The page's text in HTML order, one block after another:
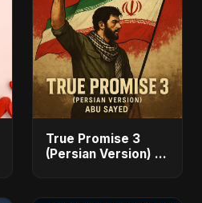
True Promise 3
(Persian Version) -